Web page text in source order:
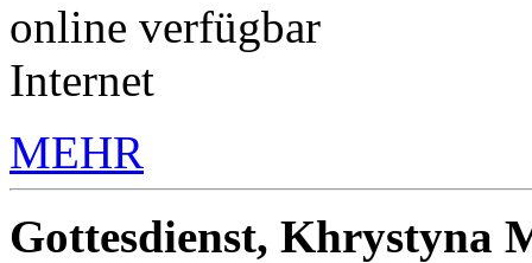
online verfügbar
Internet
MEHR
Gottesdienst, Khrystyna